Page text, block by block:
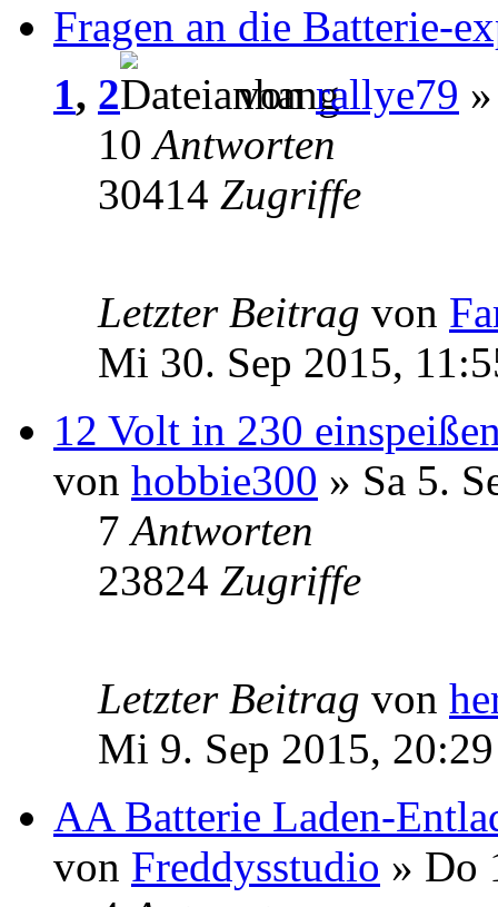
Fragen an die Batterie-
1, 2 vonrallye79
10Antworten
30414 Zugriffe
Letzter Beitrag von
Mi 30. Sep 2015,
12 Volt in 230
von hobbie300 » Sa 5.
7Antworten
23824 Zugriffe
Letzter Beitrag von
Mi 9. Sep 2015, 20:29
AA Batterie Laden-
von Freddysstudio » Do